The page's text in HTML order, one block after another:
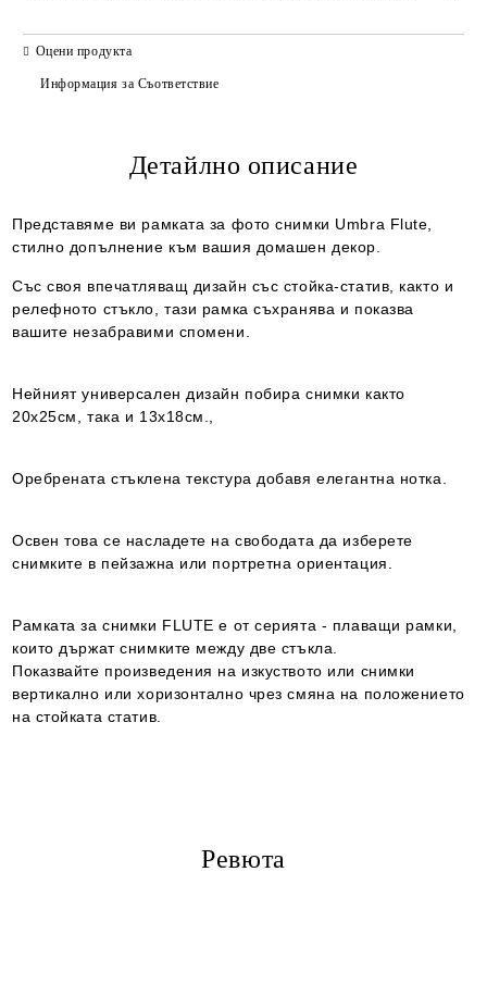
Ние ще се свържем с вас в рамките на работния ден.
Оцени продукта
Информация за Съответствие
Детайлно описание
Представяме ви рамката за фото снимки Umbra Flute,
стилно допълнение към вашия домашен декор.
Със своя впечатляващ дизайн със стойка-статив, както и
релефното стъкло, тази рамка съхранява и показва
вашите незабравими спомени.
Нейният универсален дизайн побира снимки както
20x25см, така и 13x18см.,
Оребрената стъклена текстура добавя елегантна нотка.
Освен това се насладете на свободата да изберете
снимките в пейзажна или портретна ориентация.
Рамката за снимки FLUTE е от серията - плаващи рамки,
които държат снимките между две стъкла.
Показвайте произведения на изкуството или снимки
вертикално или хоризонтално чрез смяна на положението
на стойката статив.​
Ревюта